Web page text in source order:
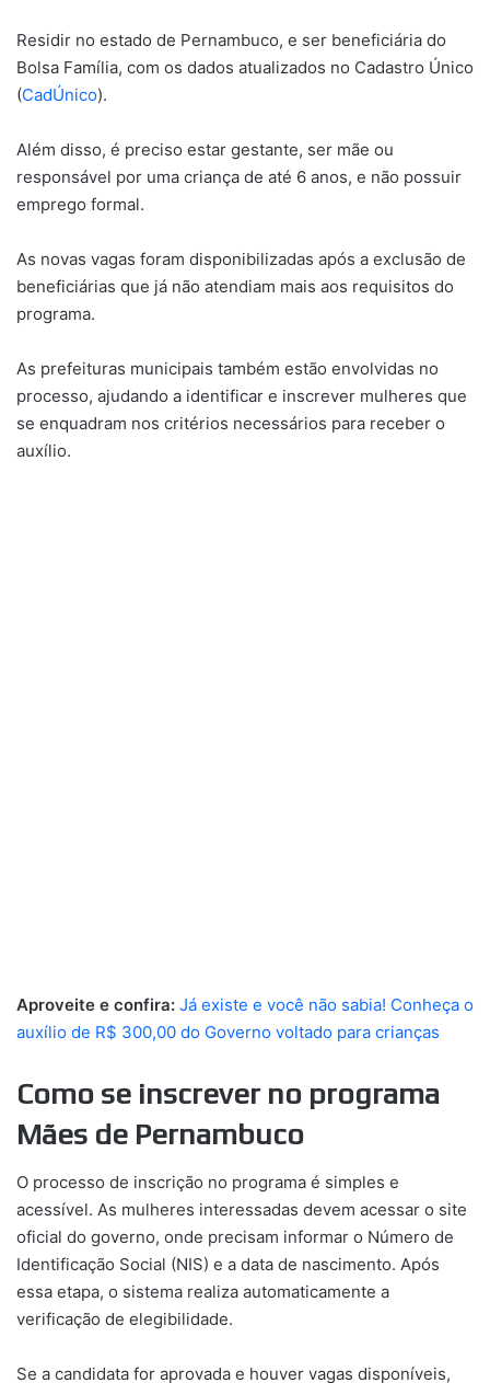
Residir no estado de Pernambuco, e ser beneficiária do
Bolsa Família, com os dados atualizados no Cadastro Único
(CadÚnico).
Além disso, é preciso estar gestante, ser mãe ou
responsável por uma criança de até 6 anos, e não possuir
emprego formal.
As novas vagas foram disponibilizadas após a exclusão de
beneficiárias que já não atendiam mais aos requisitos do
programa.
As prefeituras municipais também estão envolvidas no
processo, ajudando a identificar e inscrever mulheres que
se enquadram nos critérios necessários para receber o
auxílio.
Aproveite e confira: Já existe e você não sabia! Conheça o
auxílio de R$ 300,00 do Governo voltado para crianças
Como se inscrever no programa
Mães de Pernambuco
O processo de inscrição no programa é simples e
acessível. As mulheres interessadas devem acessar o site
oficial do governo, onde precisam informar o Número de
Identificação Social (NIS) e a data de nascimento. Após
essa etapa, o sistema realiza automaticamente a
verificação de elegibilidade.
Se a candidata for aprovada e houver vagas disponíveis,